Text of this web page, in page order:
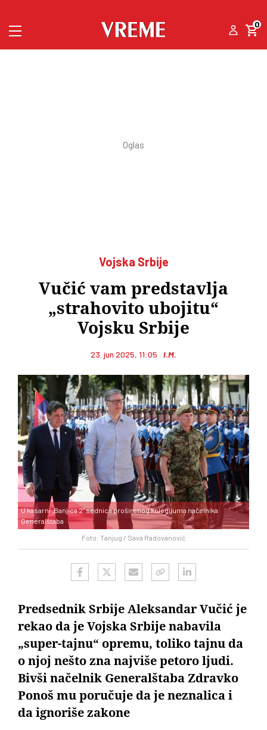
0
Vojska Srbije
Vučić vam predstavlja
„strahovito ubojitu“
Vojsku Srbije
23. jun 2025, 11:05 I.M.
Foto: Tanjug / Sava Radovanović
U kasarni „Banjica 2" sednica proširenog kolegijuma načelnika
Generalštaba
Predsednik Srbije Aleksandar Vučić je
rekao da je Vojska Srbije nabavila
„super-tajnu“ opremu, toliko tajnu da
o njoj nešto zna najviše petoro ljudi.
Bivši načelnik Generalštaba Zdravko
Ponoš mu poručuje da je neznalica i
da ignoriše zakone